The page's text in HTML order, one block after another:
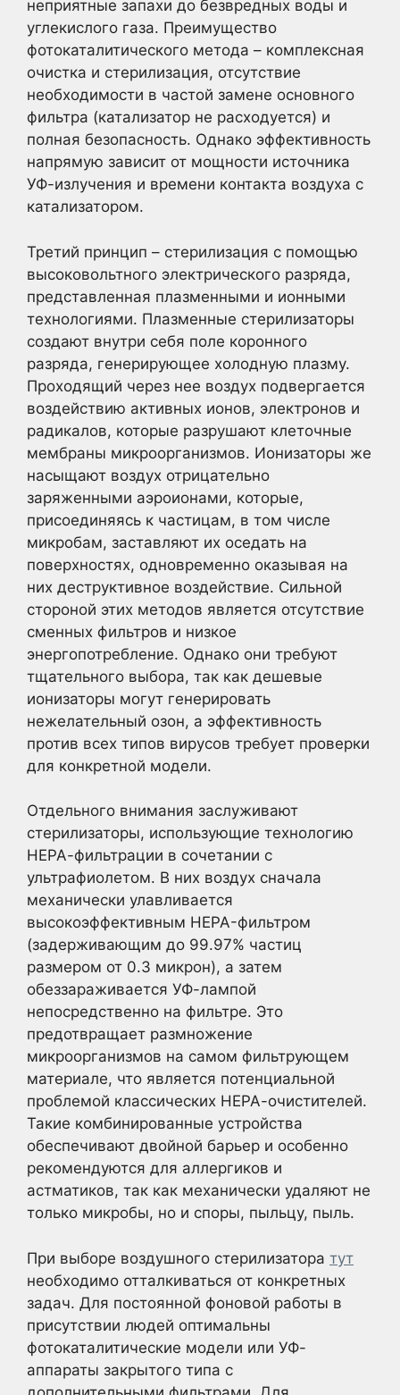
неприятные запахи до безвредных воды и
углекислого газа. Преимущество
фотокаталитического метода – комплексная
очистка и стерилизация, отсутствие
необходимости в частой замене основного
фильтра (катализатор не расходуется) и
полная безопасность. Однако эффективность
напрямую зависит от мощности источника
УФ-излучения и времени контакта воздуха с
катализатором.
Третий принцип – стерилизация с помощью
высоковольтного электрического разряда,
представленная плазменными и ионными
технологиями. Плазменные стерилизаторы
создают внутри себя поле коронного
разряда, генерирующее холодную плазму.
Проходящий через нее воздух подвергается
воздействию активных ионов, электронов и
радикалов, которые разрушают клеточные
мембраны микроорганизмов. Ионизаторы же
насыщают воздух отрицательно
заряженными аэроионами, которые,
присоединяясь к частицам, в том числе
микробам, заставляют их оседать на
поверхностях, одновременно оказывая на
них деструктивное воздействие. Сильной
стороной этих методов является отсутствие
сменных фильтров и низкое
энергопотребление. Однако они требуют
тщательного выбора, так как дешевые
ионизаторы могут генерировать
нежелательный озон, а эффективность
против всех типов вирусов требует проверки
для конкретной модели.
Отдельного внимания заслуживают
стерилизаторы, использующие технологию
НЕРА-фильтрации в сочетании с
ультрафиолетом. В них воздух сначала
механически улавливается
высокоэффективным HEPA-фильтром
(задерживающим до 99.97% частиц
размером от 0.3 микрон), а затем
обеззараживается УФ-лампой
непосредственно на фильтре. Это
предотвращает размножение
микроорганизмов на самом фильтрующем
материале, что является потенциальной
проблемой классических НЕРА-очистителей.
Такие комбинированные устройства
обеспечивают двойной барьер и особенно
рекомендуются для аллергиков и
астматиков, так как механически удаляют не
только микробы, но и споры, пыльцу, пыль.
При выборе воздушного стерилизатора тут
необходимо отталкиваться от конкретных
задач. Для постоянной фоновой работы в
присутствии людей оптимальны
фотокаталитические модели или УФ-
аппараты закрытого типа с